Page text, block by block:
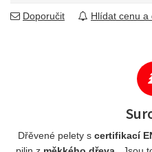
Doporučit Hlídat cenu a
Dřěvené pelety s certifikací